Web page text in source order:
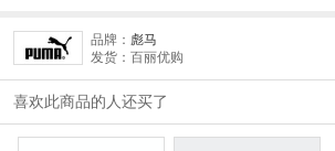
品牌： 彪马
发货：百丽优购
喜欢此商品的人还买了